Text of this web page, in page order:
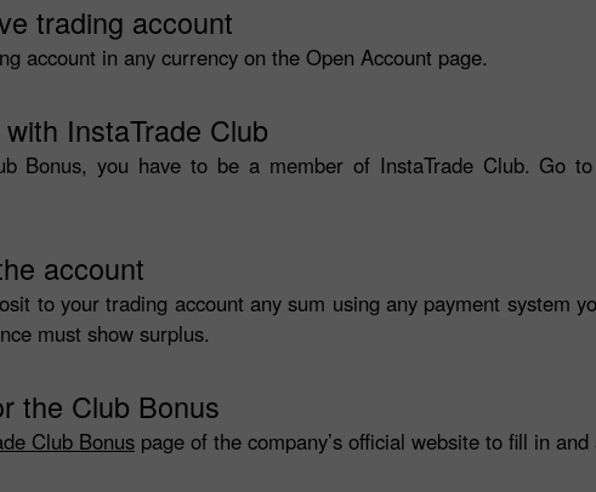
trading account
account in any currency on the Open Account page.
InstaTrade Club
Bonus, you have to be a member of InstaTrade Club. Go
account
to your trading account any sum using any payment
must show surplus.
the Club Bonus
Club Bonus page of the company’s official website to fill in